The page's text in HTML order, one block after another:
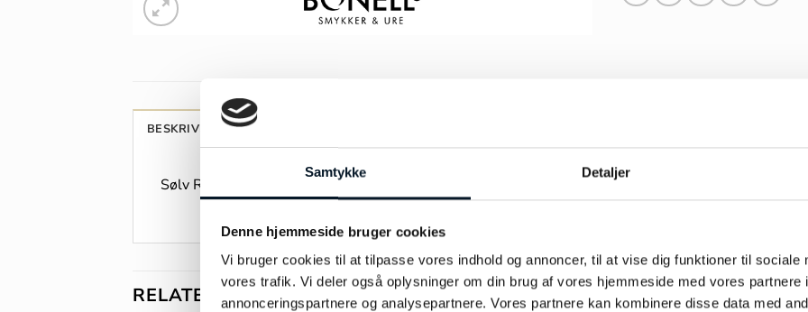
Samtykke Detaljer
Denne hjemmeside bruger cookies
Vi bruger cookies til at tilpasse vores indhold og annoncer, til at vise dig funktioner til sociale
vores trafik. Vi deler også oplysninger om din brug af vores hjemmeside med vores partnere
annonceringspartnere og analysepartnere. Vores partnere kan kombinere disse data med
BESKRIVELSE
Sølv Rund ankerkæde 0,3mm 55cm
RELATEREDE VARER